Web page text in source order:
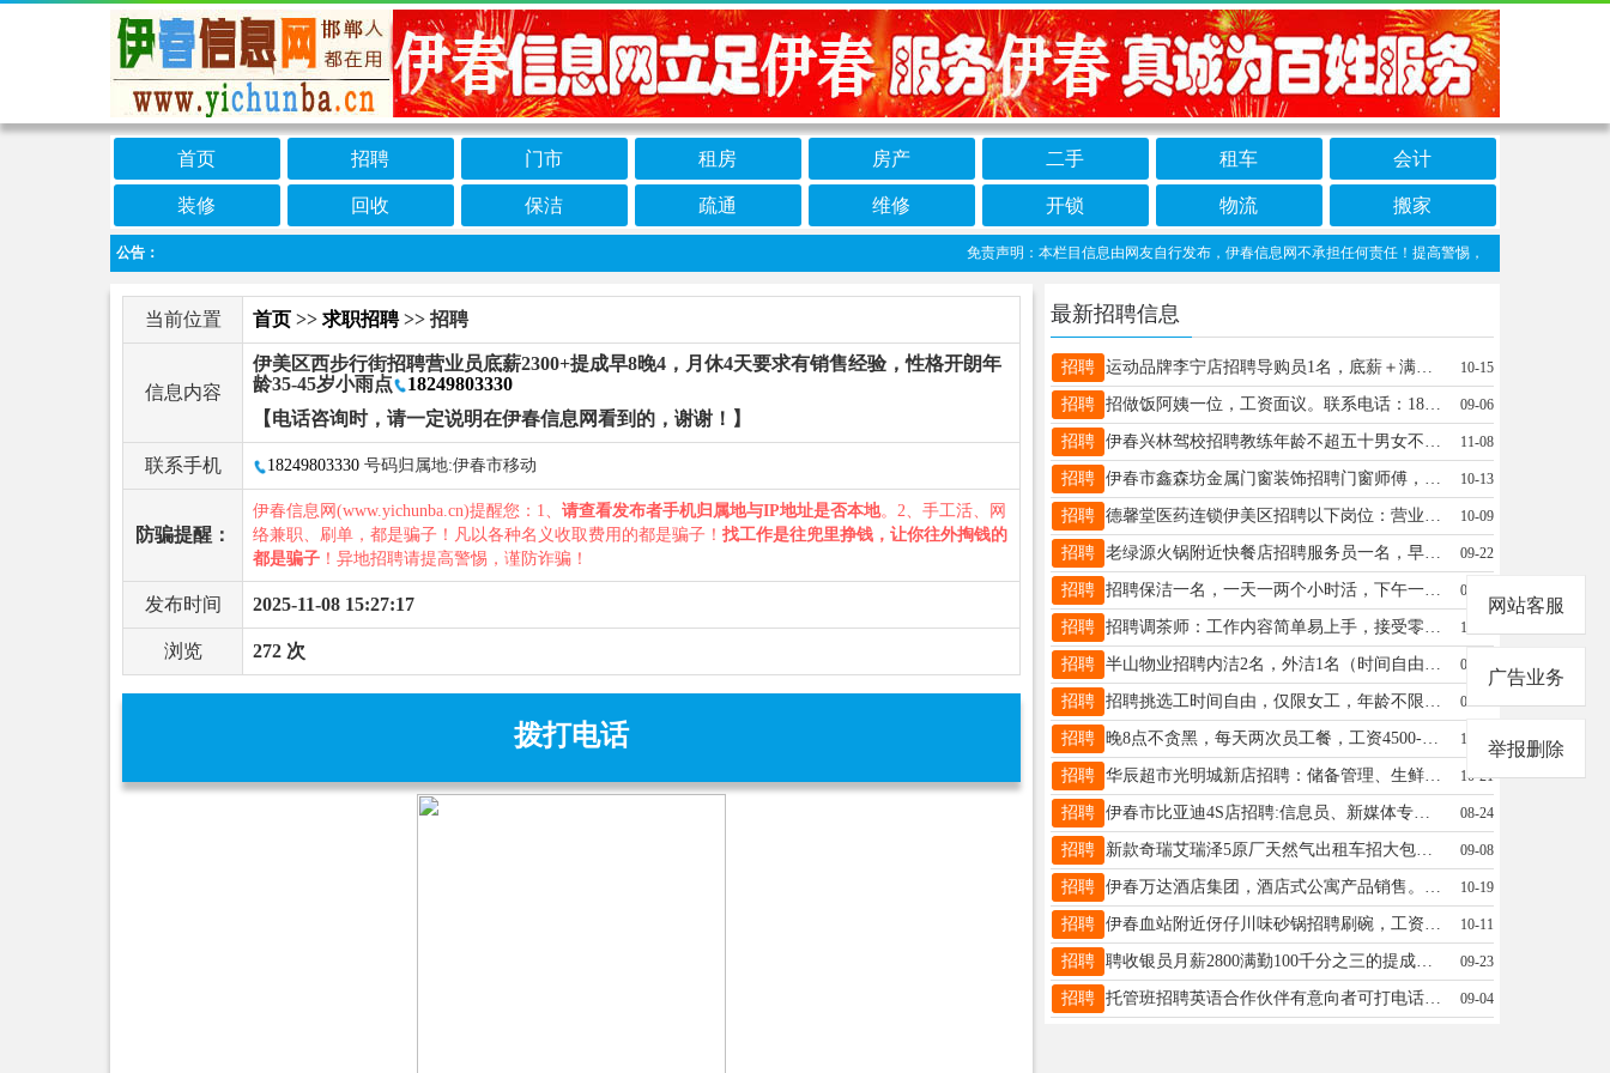
首页 招聘 门市 租房 房产 二手 租车 会计
装修 回收 保洁 疏通 维修 开锁 物流 搬家
公告： 免责声明：本栏目信息由网友自行发布，伊春信息网不承担任何责任！提高警惕，谨防诈骗！做推广、
当前位置 首页 >> 求职招聘>> 招聘
信息内容
伊美区西步行街招聘营业员底薪2300+提成早8晚4，月休4天要求有销售经验，性格开朗年
龄35-45岁小雨点
18249803330
【电话咨询时，请一定说明在伊春信息网看到的，谢谢！】
联系手机 18249803330 号码归属地:伊春市移动
防骗提醒：
伊春信息网(www.yichunba.cn)提醒您：1、 请查看发布者手机归属地与IP地址是否本地。2、手工活、网
络兼职、刷单，都是骗子！凡以各种名义收取费用的都是骗子！ 找工作是往兜里挣钱，让你往外掏钱的
都是骗子 ！异地招聘请提高警惕，谨防诈骗！
发布时间 2025-11-08 15:27:17
浏览 272 次
拨打电话
最新招聘信息
招聘 运动品牌李宁店招聘导购员1名，底薪＋满勤＋提成＋超额翻倍，月休4天，节年福利，有意者电话联系13624584190刘女士18249809949 10-15
招聘 招做饭阿姨一位，工资面议。联系电话：18324665999霍经理18324665999 09-06
招聘 伊春兴林驾校招聘教练年龄不超五十男女不限会开手动挡车性格好语言表达能力强13766757520李先生13766757520 11-08
招聘 伊春市鑫森坊金属门窗装饰招聘门窗师傅，带薪招聘门窗学徒，一经录用给上保险，中午供饭外地可提供食宿！有意者请联系下方电话微信同步姜经理15645895554 10-13
招聘 德馨堂医药连锁伊美区招聘以下岗位：营业员10名、收银员2名、执业药师若干名。收银员、营业员要求年龄45岁以下，高中及以上学历，会电脑基本操作，入职转正缴纳三险。薪酬待遇面议。面试地址：伊春区东步行街德馨堂中心店二楼人力资源部。联系电话：3336692或18324651141冯女士18324651141 10-09
招聘 老绿源火锅附近快餐店招聘服务员一名，早七到下午三点，工资面议。联系电话，15145838831潘兵15145838831 09-22
招聘 招聘保洁一名，一天一两个小时活，下午一点上班，时间自由。。检查下卫生没有什么累活李18745809117 09-04
招聘 招聘调茶师：工作内容简单易上手，接受零基础，月薪3500-5000，月休2天，要求年龄35岁以下，工作积极，态度认真，服务意识强乐乐茶18345873369 10-18
招聘 半山物业招聘内洁2名，外洁1名（时间自由，活好干不累），保安2名，附近优先，短期非诚勿扰。有意者来来物业联系。程先生13199277791 09-02
招聘 招聘挑选工时间自由，仅限女工，年龄不限，计件工资，到月就开，长期招人，真实有效地址桥北河西杨女士15561915598 09-25
招聘 晚8点不贪黑，每天两次员工餐，工资4500-5000之间，过节有福利、生日有蛋糕忙时就午和晚饭口，其他时间可休息，现招50以下服务员，要求责任心稳定。工作地点：松韵城五期0458街区二楼，来回有站点线车陈先生15604581017 10-01
招聘 华辰超市光明城新店招聘：储备管理、生鲜促销员、食百理货员、收银员、客服员、装卸工若干名工作要求:吃苦耐劳，较强的执行力，适应倒班制，年龄24周岁-55周岁薪资待遇：基本工资+绩效提成+满勤奖，月休两天，缴纳社保，生日假等报名地址：卓悦万象城负一层华辰办公室或光明家具城一楼招聘处招聘电话：13351388488（微信同步）张女士13351388488 10-21
招聘 伊春市比亚迪4S店招聘:信息员、新媒体专员、网销专员、预备店长、市场经理、金融专员、销售、机修技师、钣金技师、喷漆技师，待遇优厚。联系电话:18945879520联系方式伊美称呼孙经理18945879520微信18945879520孙经理18745817848 08-24
招聘 新款奇瑞艾瑞泽5原厂天然气出租车招大包司机，要求证件齐全，有押金。周19304587771 09-08
招聘 伊春万达酒店集团，酒店式公寓产品销售。岗位：置业顾问任职要求：年龄20-40岁，男女均可，形象气质佳，培训后上岗。薪资待遇：底薪+高额提成（1%-2%），免费提供午餐及饮品。工作时间：早九晚五。工作地点：升辉广场&0458街区。马总13384583658 10-19
招聘 伊春血站附近伢仔川味砂锅招聘刷碗，工资3500，家住河西附近优先，男女不限，老板事少活好干，有意者联系，要长期工谭先生13904589518 10-11
招聘 聘收银员月薪2800满勤100千分之三的提成月带薪假8-10天包吃包住（节假日不休）；年龄18--33岁、有工作经验者优先电话13354538994颜女士18249892521 09-23
招聘 托管班招聘英语合作伙伴有意向者可打电话细谈康老师18004580908 09-04
网站客服
广告业务
举报删除